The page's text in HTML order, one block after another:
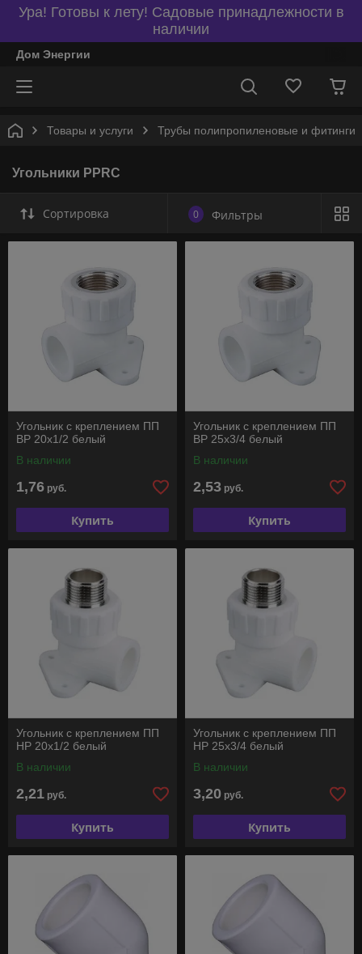
Ура! Готовы к лету! Садовые принадлежности в
наличии
Дом Энергии
Товары и услуги Трубы полипропиленовые и фитинги
Угольники PPRC
Сортировка 0 Фильтры
Угольник с креплением ПП
ВР 20х1/2 белый
В наличии
1,76 руб.
Купить
Угольник с креплением ПП
ВР 25х3/4 белый
В наличии
2,53 руб.
Купить
Угольник с креплением ПП
НР 20х1/2 белый
В наличии
2,21 руб.
Купить
Угольник с креплением ПП
НР 25х3/4 белый
В наличии
3,20 руб.
Купить